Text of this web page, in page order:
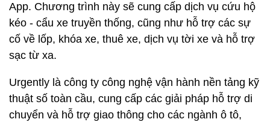
App. Chương trình này sẽ cung cấp dịch vụ cứu hộ
kéo - cẩu xe truyền thống, cũng như hỗ trợ các sự
cố về lốp, khóa xe, thuê xe, dịch vụ tời xe và hỗ trợ
sạc từ xa.
Urgently là công ty công nghệ vận hành nền tảng kỹ
thuật số toàn cầu, cung cấp các giải pháp hỗ trợ di
chuyển và hỗ trợ giao thông cho các ngành ô tô,